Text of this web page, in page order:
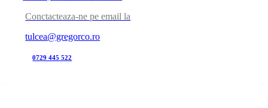
Conctacteaza-ne pe email la
tulcea@gregorco.ro
0729 445 522